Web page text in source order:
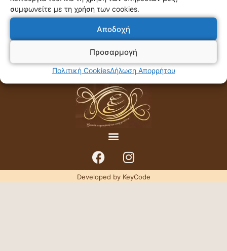
συμφωνείτε με τη χρήση των cookies.
Αποδοχή
Προσαρμογή
Πολιτική CookiesΔήλωση Απορρήτου
ανά είδος ή ποσότητα, μπορείτε να επιστρέψετε τα
προϊόντα.
Developed by KeyCode